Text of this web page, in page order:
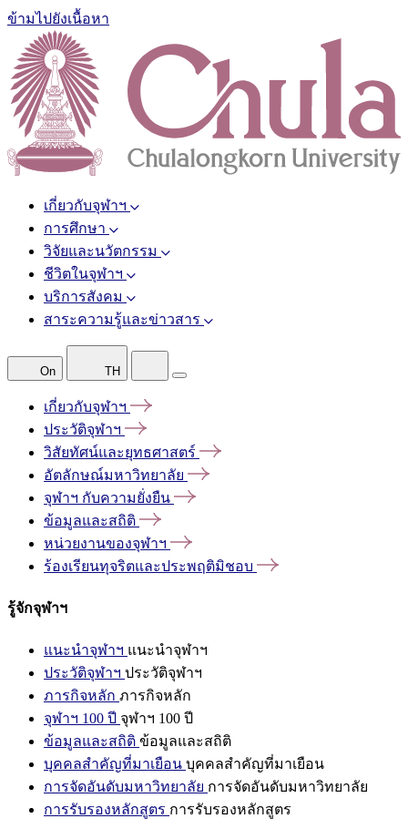
ข้ามไปยังเนื้อหา
เกี่ยวกับจุฬาฯ
การศึกษา
วิจัยและนวัตกรรม
ชีวิตในจุฬาฯ
บริการสังคม
สาระความรู้และข่าวสาร
On TH
เกี่ยวกับจุฬาฯ
ประวัติจุฬาฯ
วิสัยทัศน์และยุทธศาสตร์
อัตลักษณ์มหาวิทยาลัย
จุฬาฯ กับความยั่งยืน
ข้อมูลและสถิติ
หน่วยงานของจุฬาฯ
ร้องเรียนทุจริตและประพฤติมิชอบ
รู้จักจุฬาฯ
แนะนำจุฬาฯ แนะนำจุฬาฯ
ประวัติจุฬาฯ ประวัติจุฬาฯ
ภารกิจหลัก ภารกิจหลัก
จุฬาฯ 100 ปี จุฬาฯ 100 ปี
ข้อมูลและสถิติ ข้อมูลและสถิติ
บุคคลสำคัญที่มาเยือน บุคคลสำคัญที่มาเยือน
การจัดอันดับมหาวิทยาลัย การจัดอันดับมหาวิทยาลัย
การรับรองหลักสูตร การรับรองหลักสูตร